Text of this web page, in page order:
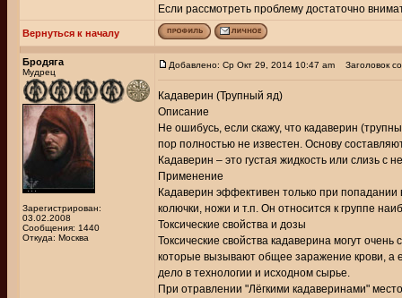
Если рассмотреть проблему достаточно
Вернуться к началу
Бродяга
Мудрец
Зарегистрирован:
03.02.2008
Сообщения: 1440
Откуда: Москва
Добавлено: Ср Окт 29, 2014 10:47 am Заголовок
Кадаверин (Трупный яд)
Описание
Не ошибусь, если скажу, что кадаверин
пор полностью не известен. Основу
Кадаверин – это густая жидкость или слизь с
Применение
Кадаверин эффективен только при попадании
колючки, ножи и т.п. Он относится к группе
Токсические свойства и дозы
Токсические свойства кадаверина могут
которые вызывают общее заражение крови, а
дело в технологии и исходном сырье.
При отравлении "Лёгкими кадаверинами"